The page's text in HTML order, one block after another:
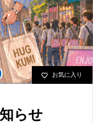
お気に入り
らせ